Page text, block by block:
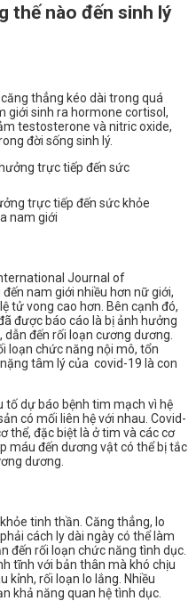
thế nào đến sinh lý
thẳng kéo dài trong quá
giới sinh ra hormone cortisol,
testosterone và nitric oxide,
đời sống sinh lý.
trực tiếp đến sức khỏe
nam giới
Journal of
nam giới nhiều hơn nữ giới,
tử vong cao hơn. Bên cạnh đó,
được báo cáo là bị ảnh hưởng
đến rối loạn cương dương.
loạn chức năng nội mô, tổn
tâm lý của covid-19 là con
dự báo bệnh tim mạch vì hệ
có mối liên hệ với nhau. Covid-
thể, đặc biệt là ở tim và các cơ
máu đến dương vật có thể bị tắc
dương.
tinh thần. Căng thẳng, lo
cách ly dài ngày có thể làm
đến rối loạn chức năng tình dục.
tĩnh với bản thân mà khó chịu
kỉnh, rối loạn lo lắng. Nhiều
khả năng quan hệ tình dục.